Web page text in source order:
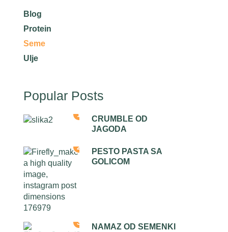
Blog
Protein
Seme
Ulje
Popular Posts
1
CRUMBLE OD
JAGODA
2
PESTO PASTA SA
GOLICOM
3
NAMAZ OD SEMENKI